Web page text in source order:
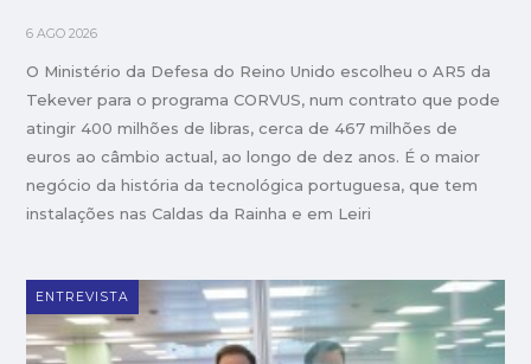
6 AGO 2026
O Ministério da Defesa do Reino Unido escolheu o AR5 da
Tekever para o programa CORVUS, num contrato que pode
atingir 400 milhões de libras, cerca de 467 milhões de
euros ao câmbio actual, ao longo de dez anos. É o maior
negócio da história da tecnológica portuguesa, que tem
instalações nas Caldas da Rainha e em Leiri
ENTREVISTA